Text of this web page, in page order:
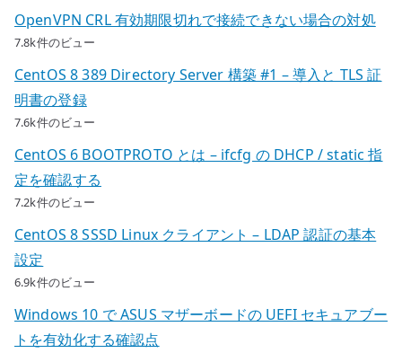
OpenVPN CRL 有効期限切れで接続できない場合の対処
7.8k件のビュー
CentOS 8 389 Directory Server 構築 #1 – 導入と TLS 証
明書の登録
7.6k件のビュー
CentOS 6 BOOTPROTO とは – ifcfg の DHCP / static 指
定を確認する
7.2k件のビュー
CentOS 8 SSSD Linux クライアント – LDAP 認証の基本
設定
6.9k件のビュー
Windows 10 で ASUS マザーボードの UEFI セキュアブー
トを有効化する確認点